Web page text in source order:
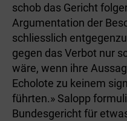
schob das Gericht
Argumentation der
schliesslich
gegen das Verbot nur
wäre, wenn ihre
Echolote zu keinem
führten.» Salopp
Bundesgericht für